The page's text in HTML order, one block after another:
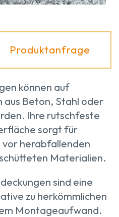
Produktanfrage
können auf
aus Beton, Stahl oder
Ihre rutschfeste
sorgt für
vor herabfallenden
Materialien.
sind eine
zu herkömmlichen
Montageaufwand.